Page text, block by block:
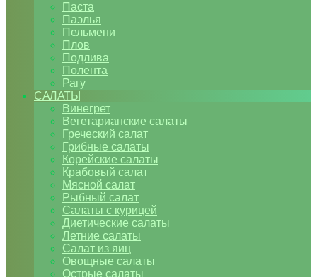
Паста
Паэлья
Пельмени
Плов
Подлива
Полента
Рагу
САЛАТЫ
Винегрет
Вегетарианские салаты
Греческий салат
Грибные салаты
Корейские салаты
Крабовый салат
Мясной салат
Рыбный салат
Салаты с курицей
Диетические салаты
Летние салаты
Салат из яиц
Овощные салаты
Острые салаты